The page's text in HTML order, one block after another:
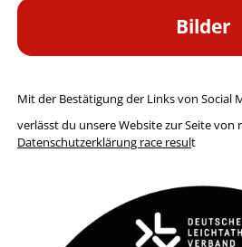
Bilder
Mit der Bestätigung der Links von Social
verlässt du unsere Website zur Seite von
Datenschutzerklärung race result